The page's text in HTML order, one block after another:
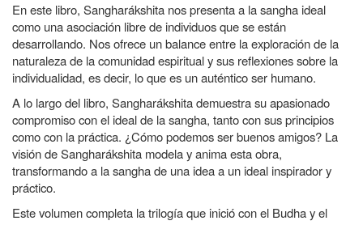
En este libro, Sangharákshita nos presenta a la sangha ideal
como una asociación libre de individuos que se están
desarrollando. Nos ofrece un balance entre la exploración de la
naturaleza de la comunidad espiritual y sus reflexiones sobre la
individualidad, es decir, lo que es un auténtico ser humano.
A lo largo del libro, Sangharákshita demuestra su apasionado
compromiso con el ideal de la sangha, tanto con sus principios
como con la práctica. ¿Cómo podemos ser buenos amigos? La
visión de Sangharákshita modela y anima esta obra,
transformando a la sangha de una idea a un ideal inspirador y
práctico.
Este volumen completa la trilogía que inició con el Budha y el